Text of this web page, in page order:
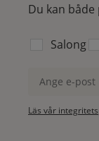
Du kan
Välj vilken
Salong
Ange e-post
Läs vår